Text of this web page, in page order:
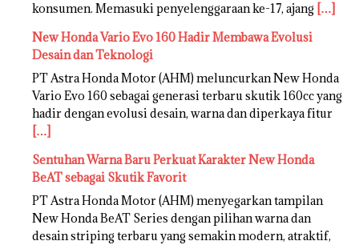
konsumen. Memasuki penyelenggaraan ke-17, ajang […]
New Honda Vario Evo 160 Hadir Membawa Evolusi
Desain dan Teknologi
PT Astra Honda Motor (AHM) meluncurkan New Honda
Vario Evo 160 sebagai generasi terbaru skutik 160cc yang
hadir dengan evolusi desain, warna dan diperkaya fitur
[…]
Sentuhan Warna Baru Perkuat Karakter New Honda
BeAT sebagai Skutik Favorit
PT Astra Honda Motor (AHM) menyegarkan tampilan
New Honda BeAT Series dengan pilihan warna dan
desain striping terbaru yang semakin modern, atraktif,